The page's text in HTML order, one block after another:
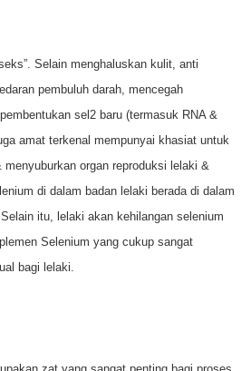
Selain menghaluskan kulit, anti
pembuluh darah, mencegah
sel2 baru (termasuk RNA &
amat terkenal mempunyai khasiat untuk
organ reproduksi lelaki &
di dalam badan lelaki berada di dalam
itu, lelaki akan kehilangan selenium
Selenium yang cukup sangat
bagi lelaki.